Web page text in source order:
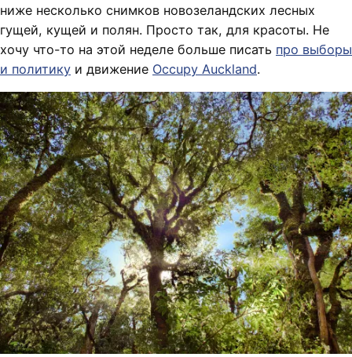
ниже несколько снимков новозеландских лесных
гущей, кущей и полян. Просто так, для красоты. Не
хочу что-то на этой неделе больше писать про выборы
и политику и движение Occupy Auckland.